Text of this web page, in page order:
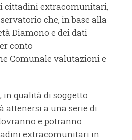
cittadini extracomunitari,
che, in base alla
Diamono e dei dati
conto
Comunale valutazioni e
in qualità di soggetto
attenersi a una serie di
e potranno
extracomunitari in